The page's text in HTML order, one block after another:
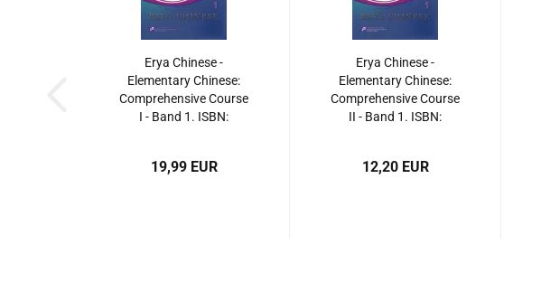
Erya Chinese -
Elementary Chinese:
Comprehensive Course
I - Band 1. ISBN:
19,99 EUR
Erya Chinese -
Elementary Chinese:
Comprehensive Course
II - Band 1. ISBN:
12,20 EUR